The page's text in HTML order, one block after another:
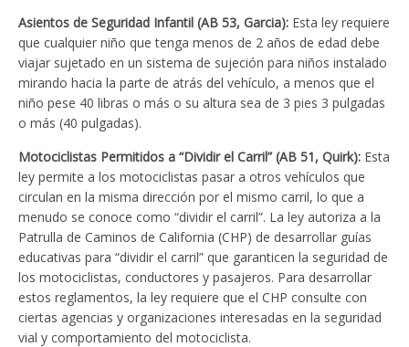
Asientos de Seguridad Infantil (AB 53, Garcia): Esta ley requiere
que cualquier niño que tenga menos de 2 años de edad debe
viajar sujetado en un sistema de sujeción para niños instalado
mirando hacia la parte de atrás del vehículo, a menos que el
niño pese 40 libras o más o su altura sea de 3 pies 3 pulgadas
o más (40 pulgadas).
Motociclistas Permitidos a “Dividir el Carril” (AB 51, Quirk): Esta
ley permite a los motociclistas pasar a otros vehículos que
circulan en la misma dirección por el mismo carril, lo que a
menudo se conoce como “dividir el carril”. La ley autoriza a la
Patrulla de Caminos de California (CHP) de desarrollar guías
educativas para “dividir el carril” que garanticen la seguridad de
los motociclistas, conductores y pasajeros. Para desarrollar
estos reglamentos, la ley requiere que el CHP consulte con
ciertas agencias y organizaciones interesadas en la seguridad
vial y comportamiento del motociclista.